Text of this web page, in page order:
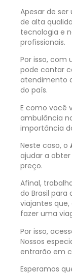
Apesar de
de alta
tecnologia e
profissionais.
Por isso, com
pode contar
atendimento
do país.
E como você
ambulância
importância
Neste caso, o
ajudar a
preço.
Afinal,
do Brasil para
viajantes
fazer uma
Por isso,
Nossos
entrarão em
Esperamos